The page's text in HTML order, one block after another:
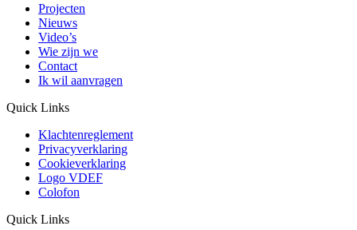
Projecten
Nieuws
Video’s
Wie zijn we
Contact
Ik wil aanvragen
Quick Links
Klachtenreglement
Privacyverklaring
Cookieverklaring
Logo VDEF
Colofon
Quick Links